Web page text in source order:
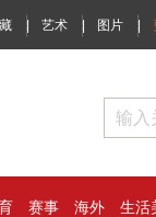
| 艺术 | 图片 |
赛事 海外 生活